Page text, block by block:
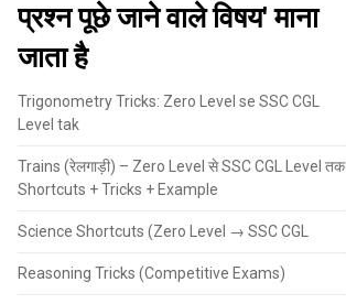
प्रश्न पूछे जाने वाले विषय' माना
जाता है
Trigonometry Tricks: Zero Level se SSC CGL
Level tak
Trains (रेलगाड़ी) – Zero Level से SSC CGL Level तक
Shortcuts + Tricks + Example
Science Shortcuts (Zero Level → SSC CGL
Reasoning Tricks (Competitive Exams)